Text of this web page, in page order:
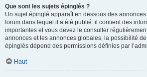
Que sont les sujets épinglés ?
Un sujet épinglé apparaît en dessous des
forum dans lequel il a été publié. il contient des
importantes et vous devez le consulter
annonces et les annonces globales, la possibilité
épinglés dépend des permissions définies par
Haut